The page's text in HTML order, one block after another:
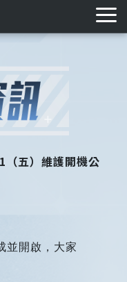
（五）維護開機公
並開啟，大家